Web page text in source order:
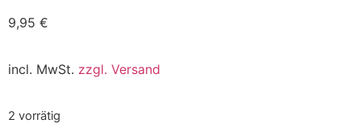
9,95 €
incl. MwSt. zzgl. Versand
2 vorrätig